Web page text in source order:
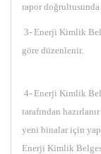
rapor
3- Enerji Kimlik
göre düzenlenir.
4- Enerji Kimlik
tarafından
yeni binalar için
Enerji Kimlik